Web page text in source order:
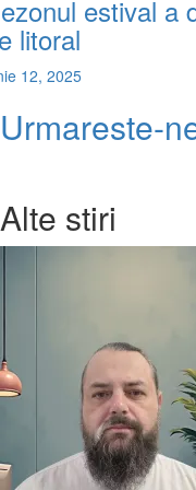
estival a
litoral
12, 2025
Urmareste-
Alte stiri